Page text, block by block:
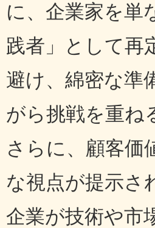
に、企業家を単
践者」として再
避け、綿密な準
がら挑戦を重ね
さらに、顧客価
な視点が提示さ
企業が技術や市